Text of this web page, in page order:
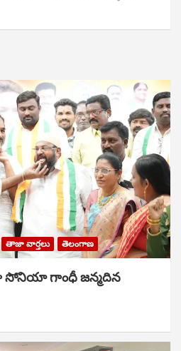
తాజా వార్తలు తెలంగాణ
సోనియా గాంధీ జ‌న్మ‌దిన